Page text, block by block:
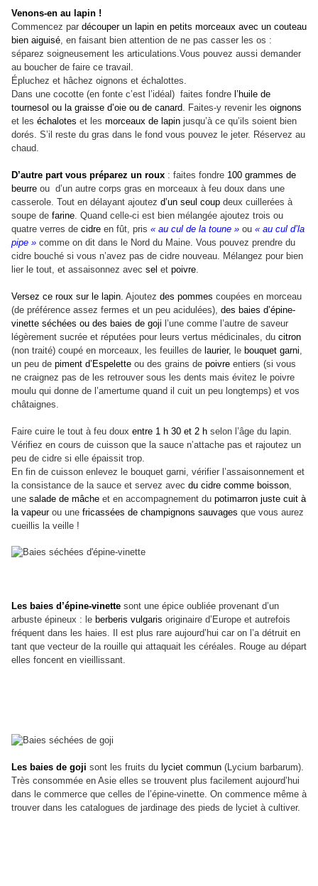
Venons-en au lapin !
Commencez par découper un lapin en petits morceaux avec un couteau
bien aiguisé, en faisant bien attention de ne pas casser les os :
séparez soigneusement les articulations.Vous pouvez aussi demander
au boucher de faire ce travail.
Épluchez et hâchez oignons et échalottes.
Dans une cocotte (en fonte c’est l’idéal) faites fondre l’huile de
tournesol ou la graisse d’oie ou de canard. Faites-y revenir les oignons
et les échalotes et les morceaux de lapin jusqu’à ce qu’ils soient bien
dorés. S’il reste du gras dans le fond vous pouvez le jeter. Réservez au
chaud.
D’autre part vous préparez un roux : faites fondre 100 grammes de
beurre ou d’un autre corps gras en morceaux à feu doux dans une
casserole. Tout en délayant ajoutez d’un seul coup deux cuillerées à
soupe de farine. Quand celle-ci est bien mélangée ajoutez trois ou
quatre verres de cidre en fût, pris « au cul de la toune » ou « au cul d’la
pipe » comme on dit dans le Nord du Maine. Vous pouvez prendre du
cidre bouché si vous n’avez pas de cidre nouveau. Mélangez pour bien
lier le tout, et assaisonnez avec sel et poivre.
Versez ce roux sur le lapin. Ajoutez des pommes coupées en morceau
(de préférence assez fermes et un peu acidulées), des baies d’épine-
vinette séchées ou des baies de goji l’une comme l’autre de saveur
légèrement sucrée et réputées pour leurs vertus médicinales, du citron
(non traité) coupé en morceaux, les feuilles de laurier, le bouquet garni,
un peu de piment d’Espelette ou des grains de poivre entiers (si vous
ne craignez pas de les retrouver sous les dents mais évitez le poivre
moulu qui donne de l’amertume quand il cuit un peu longtemps) et vos
châtaignes.
Faire cuire le tout à feu doux entre 1 h 30 et 2 h selon l’âge du lapin.
Vérifiez en cours de cuisson que la sauce n’attache pas et rajoutez un
peu de cidre si elle épaissit trop.
En fin de cuisson enlevez le bouquet garni, vérifier l’assaisonnement et
la consistance de la sauce et servez avec du cidre comme boisson,
une salade de mâche et en accompagnement du potimarron juste cuit à
la vapeurou une fricassées de champignons sauvages que vous aurez
cueillis la veille !
Les baies d’épine-vinette sont une épice oubliée provenant d’un
arbuste épineux : le berberis vulgaris originaire d’Europe et autrefois
fréquent dans les haies. Il est plus rare aujourd’hui car on l’a détruit en
tant que vecteur de la rouille qui attaquait les céréales. Rouge au départ
elles foncent en vieillissant.
Les baies de goji sont les fruits du lyciet commun (Lycium barbarum).
Très consommée en Asie elles se trouvent plus facilement aujourd’hui
dans le commerce que celles de l’épine-vinette. On commence même à
trouver dans les catalogues de jardinage des pieds de lyciet à cultiver.